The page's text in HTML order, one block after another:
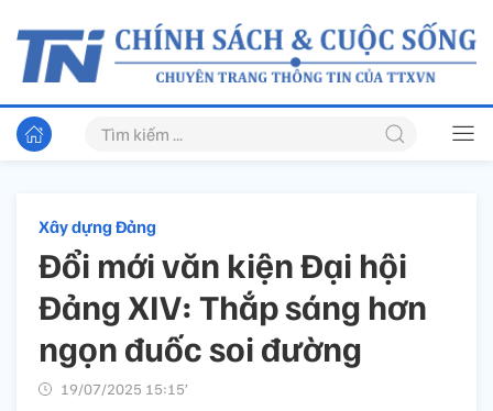
Xây dựng Đảng
Đổi mới văn kiện Đại hội
Đảng XIV: Thắp sáng hơn
ngọn đuốc soi đường
19/07/2025 15:15’